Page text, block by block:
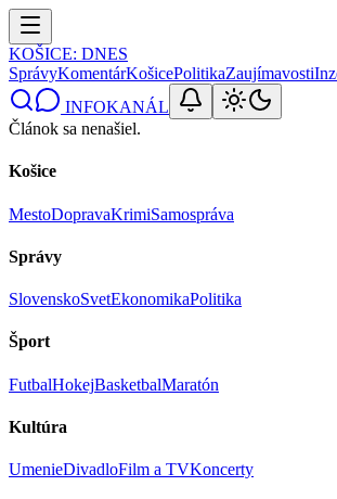
KOŠICE: DNES
SprávyKomentárKošicePolitikaZaujímavosti
INFOKANÁL
Článok sa nenašiel.
Košice
MestoDopravaKrimiSamospráva
Správy
SlovenskoSvetEkonomikaPolitika
Šport
FutbalHokejBasketbalMaratón
Kultúra
UmenieDivadloFilm a TVKoncerty